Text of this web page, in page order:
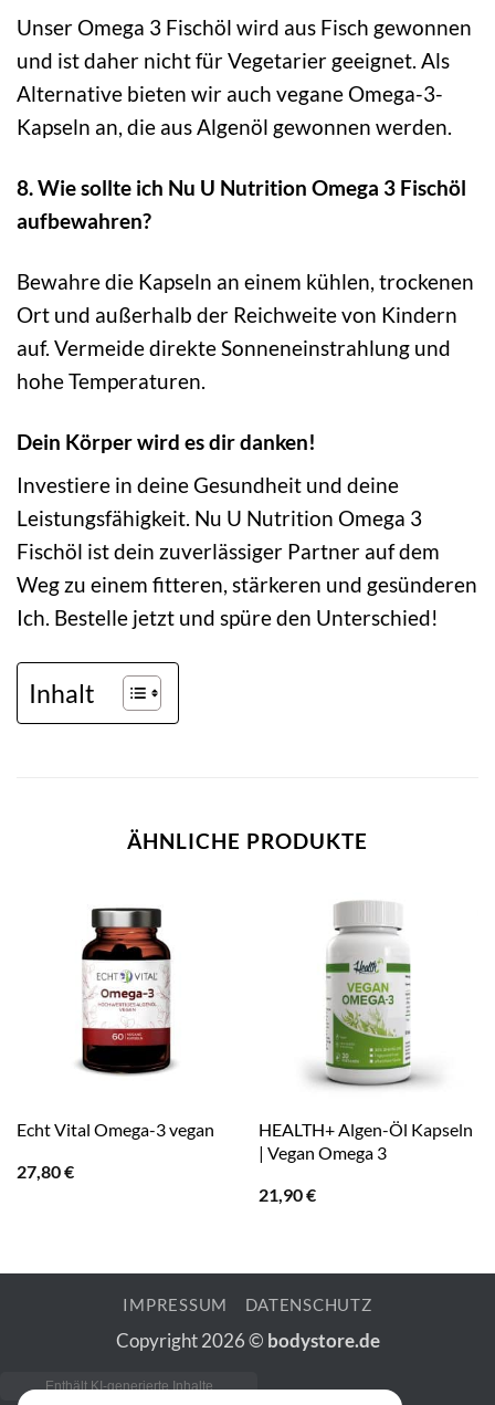
Unser Omega 3 Fischöl wird aus Fisch gewonnen
und ist daher nicht für Vegetarier geeignet. Als
Alternative bieten wir auch vegane Omega-3-
Kapseln an, die aus Algenöl gewonnen werden.
8. Wie sollte ich Nu U Nutrition Omega 3 Fischöl
aufbewahren?
Bewahre die Kapseln an einem kühlen, trockenen
Ort und außerhalb der Reichweite von Kindern
auf. Vermeide direkte Sonneneinstrahlung und
hohe Temperaturen.
Dein Körper wird es dir danken!
Investiere in deine Gesundheit und deine
Leistungsfähigkeit. Nu U Nutrition Omega 3
Fischöl ist dein zuverlässiger Partner auf dem
Weg zu einem fitteren, stärkeren und gesünderen
Ich. Bestelle jetzt und spüre den Unterschied!
Inhalt
ÄHNLICHE PRODUKTE
Echt Vital Omega-3 vegan
27,80€
HEALTH+ Algen-Öl Kapseln
| Vegan Omega 3
21,90€
IMPRESSUM DATENSCHUTZ
Copyright 2026 © bodystore.de